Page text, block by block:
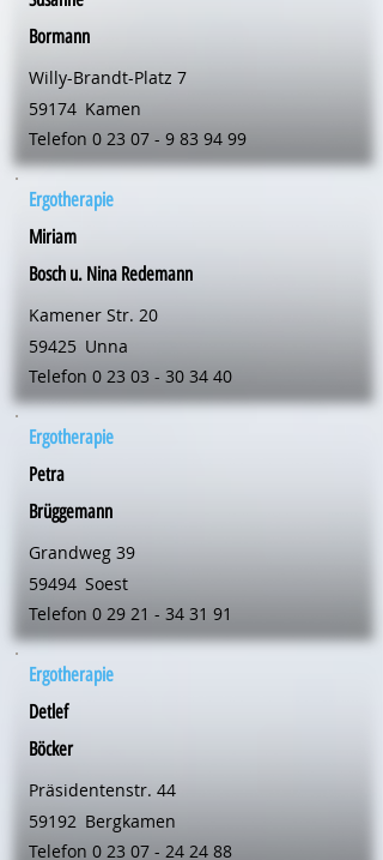
Bormann
Willy-Brandt-Platz 7
59174 Kamen
Telefon 0 23 07 - 9 83 94 99
Ergotherapie
Miriam
Bosch u. Nina Redemann
Kamener Str. 20
59425 Unna
Telefon 0 23 03 - 30 34 40
Ergotherapie
Petra
Brüggemann
Grandweg 39
59494 Soest
Telefon 0 29 21 - 34 31 91
Ergotherapie
Detlef
Böcker
Präsidentenstr. 44
59192 Bergkamen
Telefon 0 23 07 - 24 24 88